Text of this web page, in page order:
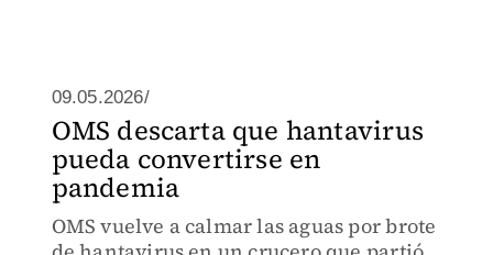
09.05.2026/
OMS descarta que hantavirus
pueda convertirse en
pandemia
OMS vuelve a calmar las aguas por brote